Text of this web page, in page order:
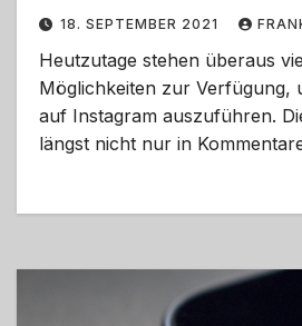
18. SEPTEMBER 2021
Heutzutage stehen überaus
Möglichkeiten zur Verfügung,
auf Instagram auszuführen.
längst nicht nur in